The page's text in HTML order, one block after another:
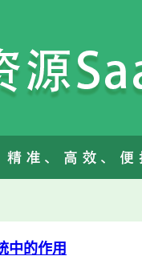
中的作用